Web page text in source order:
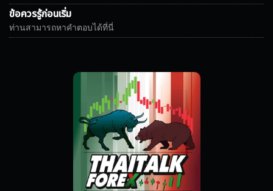
ข้อควรรู้ก่อนเริ่ม
ท่านสามารถหาคำตอบได้ที่นี่